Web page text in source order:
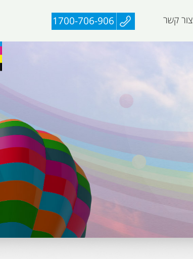
1700-706-906 צור קשר